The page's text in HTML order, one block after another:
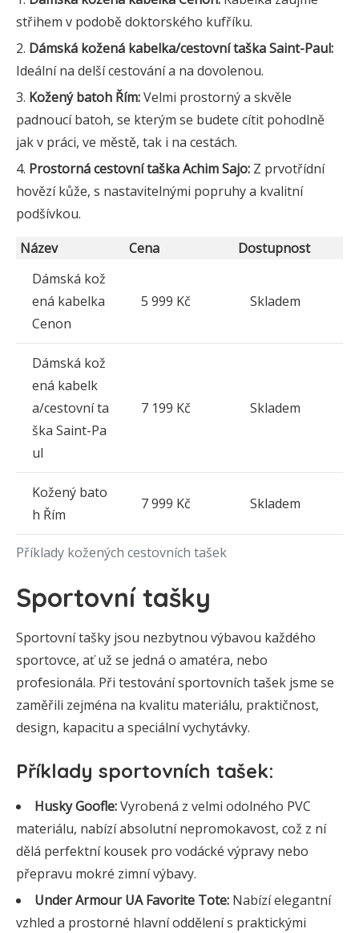
střihem v podobě doktorského kufříku.
Dámská kožená kabelka/cestovní taška Saint-Paul:
Ideální na delší cestování a na dovolenou.
Kožený batoh Řím:Velmi prostorný a skvěle
padnoucí batoh, se kterým se budete cítit pohodlně
jak v práci, ve městě, tak i na cestách.
Prostorná cestovní taška Achim Sajo: Z prvotřídní
hovězí kůže, s nastavitelnými popruhy a kvalitní
podšívkou.
Příklady kožených cestovních tašek
Název Cena
Dostupnost
Dámská kož
ená kabelka
Cenon
5 999 Kč Skladem
Dámská kož
ená kabelk
a/cestovní ta
ška Saint-Pa
ul
7 199 Kč Skladem
Kožený bato
h Řím
7 999 Kč Skladem
Sportovní tašky
Sportovní tašky jsou nezbytnou výbavou každého
sportovce, ať už se jedná o amatéra, nebo
profesionála. Při testování sportovních tašek jsme se
zaměřili zejména na kvalitu materiálu, praktičnost,
design, kapacitu a speciální vychytávky.
Příklady sportovních tašek:
Husky Goofle:Vyrobená z velmi odolného PVC
materiálu, nabízí absolutní nepromokavost, což z ní
dělá perfektní kousek pro vodácké výpravy nebo
přepravu mokré zimní výbavy.
Under Armour UA Favorite Tote: Nabízí elegantní
vzhled a prostorné hlavní oddělení s praktickými